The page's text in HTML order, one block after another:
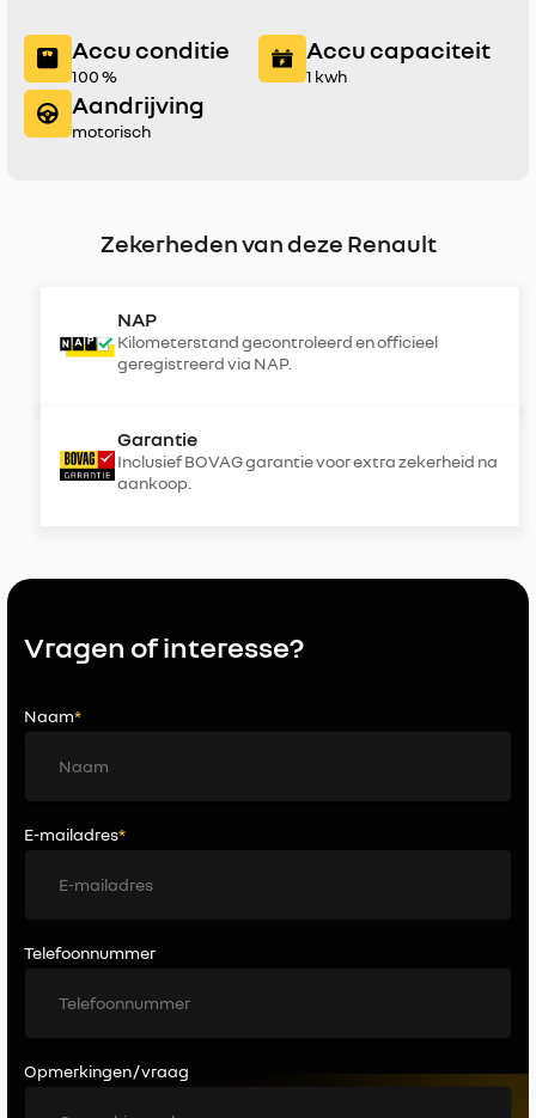
Accu conditie
100 %
Accu capaciteit
1 kwh
Aandrijving
motorisch
Zekerheden van deze Renault
NAP
Kilometerstand gecontroleerd en officieel
geregistreerd via NAP.
Garantie
Inclusief BOVAG garantie voor extra zekerheid na
aankoop.
Vragen of interesse?
Naam*
E-mailadres*
Telefoonnummer
Opmerkingen / vraag